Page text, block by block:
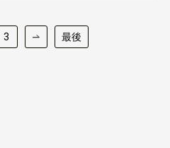
3 最後